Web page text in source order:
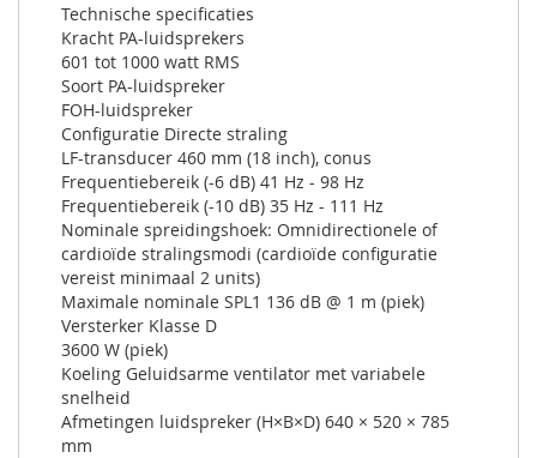
Technische specificaties
Kracht PA-luidsprekers
601 tot 1000 watt RMS
Soort PA-luidspreker
FOH-luidspreker
Configuratie Directe straling
LF-transducer 460 mm (18 inch), conus
Frequentiebereik (-6 dB) 41 Hz - 98 Hz
Frequentiebereik (-10 dB) 35 Hz - 111 Hz
Nominale spreidingshoek: Omnidirectionele of
cardioïde stralingsmodi (cardioïde configuratie
vereist minimaal 2 units)
Maximale nominale SPL1 136 dB @ 1 m (piek)
Versterker Klasse D
3600 W (piek)
Koeling Geluidsarme ventilator met variabele
snelheid
Afmetingen luidspreker (H×B×D) 640 × 520 × 785
mm